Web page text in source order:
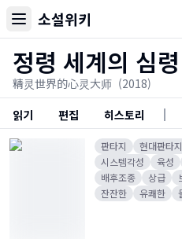
소설위키
정령 세계의 심
精灵世界的心灵大师 (2018)
읽기
편집 히스토리
판타지 현대판타지
시스템각성
육성
배후조종
상급
잔잔한
유쾌한